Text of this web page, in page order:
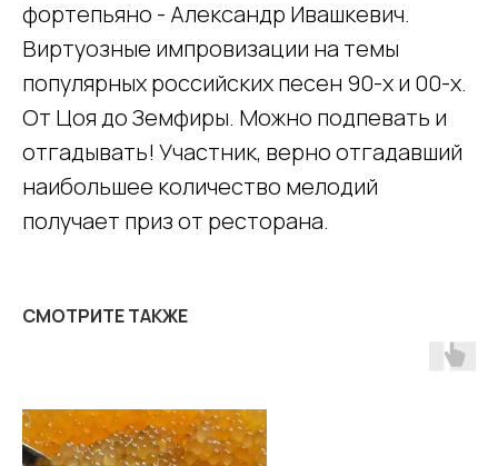
фортепьяно - Александр Ивашкевич.
Виртуозные импровизации на темы
популярных российских песен 90-х и 00-х.
От Цоя до Земфиры. Можно подпевать и
отгадывать! Участник, верно отгадавший
наибольшее количество мелодий
получает приз от ресторана.
СМОТРИТЕ ТАКЖЕ